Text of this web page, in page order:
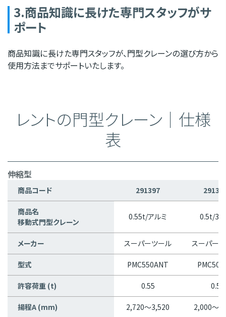
3.商品知識に長けた専門スタッフがサ
ポート
商品知識に長けた専門スタッフが、門型クレーンの選び方から
使用方法までサポートいたします。
レントの門型クレーン｜仕様
表
伸縮型
商品コード 291397
商品名
移動式門型クレーン
0.55t/アルミ 0.5t/
メーカー スーパーツール スーパー
型式 PMC550ANT
許容荷重 (t) 0.55 0.5
揚程A (mm) 2,720～3,520 2,000～